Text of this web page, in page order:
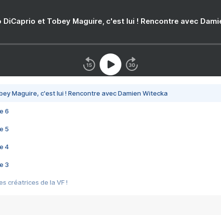
DiCaprio et Tobey Maguire, c'est lui ! Rencontre avec
Maguire, c'est lui ! Rencontre avec Damien Witecka
6
5
4
3
créatrices de la VF !